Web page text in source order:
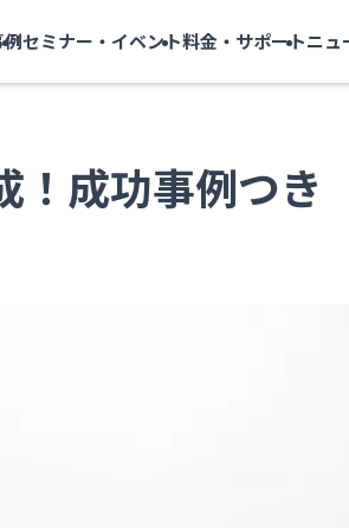
セミナー・イベント料金・サポートニュ
！成功事例つき